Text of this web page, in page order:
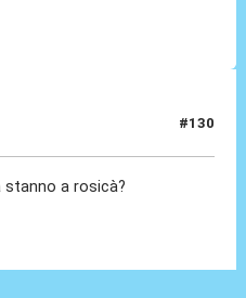
#130
stanno a rosicà?